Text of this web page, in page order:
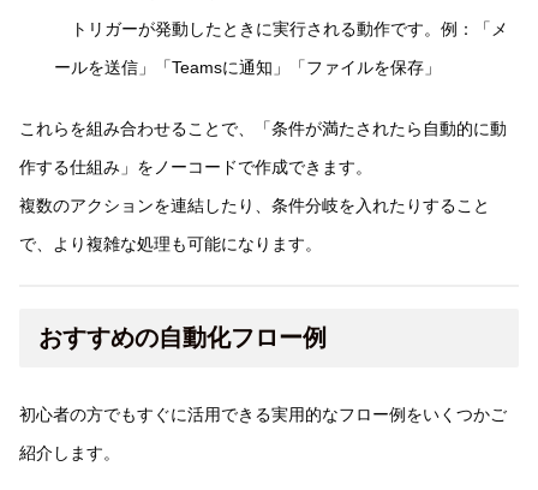
トリガーが発動したときに実行される動作です。例：「メ
ールを送信」「Teamsに通知」「ファイルを保存」
これらを組み合わせることで、「条件が満たされたら自動的に動
作する仕組み」をノーコードで作成できます。
複数のアクションを連結したり、条件分岐を入れたりすること
で、より複雑な処理も可能になります。
おすすめの自動化フロー例
初心者の方でもすぐに活用できる実用的なフロー例をいくつかご
紹介します。